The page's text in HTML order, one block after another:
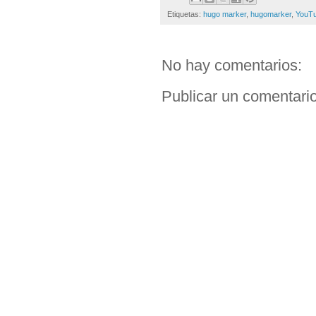
Etiquetas: hugo marker, hugomarker,
No hay comentarios:
Publicar un